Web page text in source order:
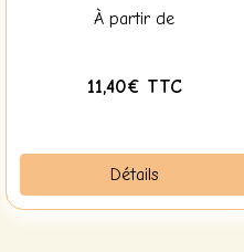
À partir de
11,40€ TTC
Détails